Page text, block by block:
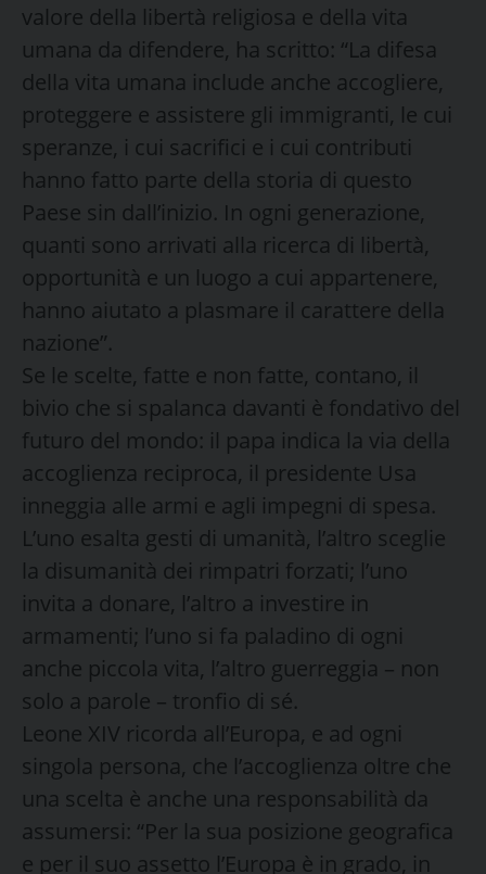
valore della libertà religiosa e della vita
umana da difendere, ha scritto: “La difesa
della vita umana include anche accogliere,
proteggere e assistere gli immigranti, le cui
speranze, i cui sacrifici e i cui contributi
hanno fatto parte della storia di questo
Paese sin dall’inizio. In ogni generazione,
quanti sono arrivati alla ricerca di libertà,
opportunità e un luogo a cui appartenere,
hanno aiutato a plasmare il carattere della
nazione”.
Se le scelte, fatte e non fatte, contano, il
bivio che si spalanca davanti è fondativo del
futuro del mondo: il papa indica la via della
accoglienza reciproca, il presidente Usa
inneggia alle armi e agli impegni di spesa.
L’uno esalta gesti di umanità, l’altro sceglie
la disumanità dei rimpatri forzati; l’uno
invita a donare, l’altro a investire in
armamenti; l’uno si fa paladino di ogni
anche piccola vita, l’altro guerreggia – non
solo a parole – tronfio di sé.
Leone XIV ricorda all’Europa, e ad ogni
singola persona, che l’accoglienza oltre che
una scelta è anche una responsabilità da
assumersi: “Per la sua posizione geografica
e per il suo assetto l’Europa è in grado, in